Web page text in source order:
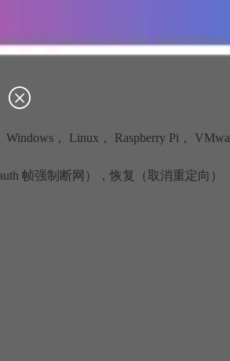
， Linux， Raspberry Pi， VMwa
帧强制断网），恢复（取消重定向）